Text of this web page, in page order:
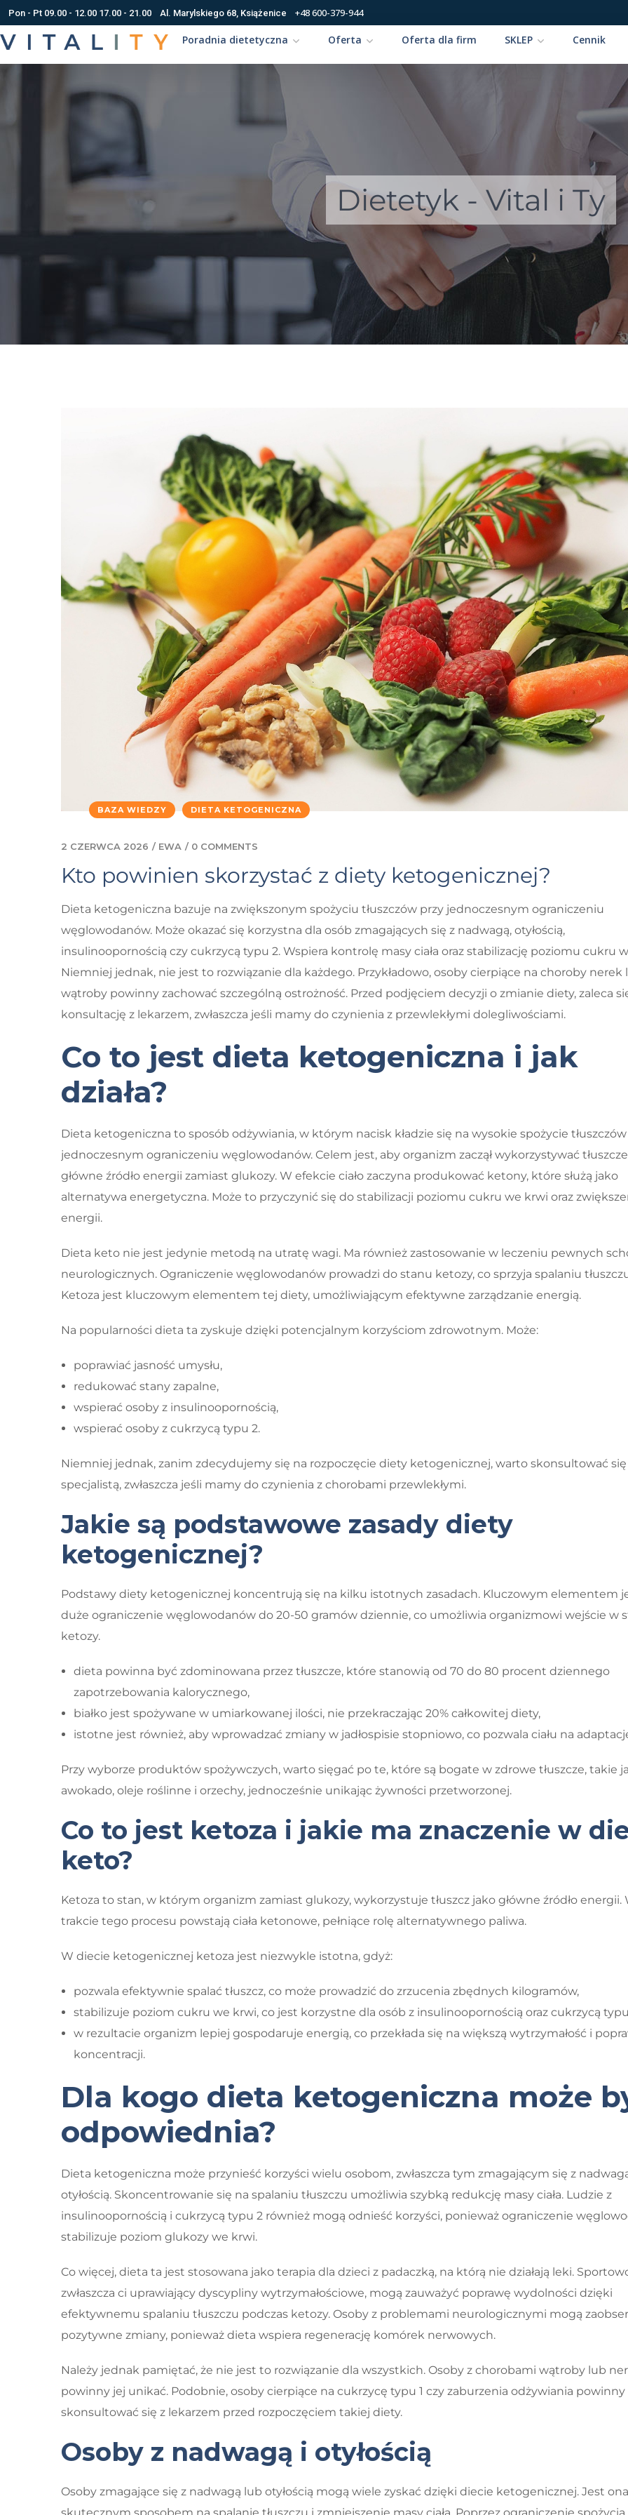
Pon - Pt 09.00 - 12.00 17.00 - 21.00 Al. Marylskiego 68, Książenice +48 600-379-944
Poradnia dietetyczna Oferta Oferta dla firm SKLEP Cennik
Dietetyk - Vital i Ty
BAZA WIEDZY DIETA KETOGENICZNA
2 CZERWCA 2026 / EWA / 0 COMMENTS
Kto powinien skorzystać z diety ketogenicznej?
Dieta ketogeniczna bazuje na zwiększonym spożyciu tłuszczów przy jednoczesnym ograniczeniu
węglowodanów. Może okazać się korzystna dla osób zmagających się z nadwagą, otyłością,
insulinoopornością czy cukrzycą typu 2. Wspiera kontrolę masy ciała oraz stabilizację poziomu cukru
Niemniej jednak, nie jest to rozwiązanie dla każdego. Przykładowo, osoby cierpiące na choroby nerek
wątroby powinny zachować szczególną ostrożność. Przed podjęciem decyzji o zmianie diety, zaleca
konsultację z lekarzem, zwłaszcza jeśli mamy do czynienia z przewlekłymi dolegliwościami.
Co to jest dieta ketogeniczna i jak
działa?
Dieta ketogeniczna to sposób odżywiania, w którym nacisk kładzie się na wysokie spożycie
jednoczesnym ograniczeniu węglowodanów. Celem jest, aby organizm zaczął wykorzystywać
główne źródło energii zamiast glukozy. W efekcie ciało zaczyna produkować ketony, które służą jako
alternatywa energetyczna. Może to przyczynić się do stabilizacji poziomu cukru we krwi oraz
energii.
Dieta keto nie jest jedynie metodą na utratę wagi. Ma również zastosowanie w leczeniu pewnych
neurologicznych. Ograniczenie węglowodanów prowadzi do stanu ketozy, co sprzyja spalaniu
Ketoza jest kluczowym elementem tej diety, umożliwiającym efektywne zarządzanie energią.
Na popularności dieta ta zyskuje dzięki potencjalnym korzyściom zdrowotnym. Może:
poprawiać jasność umysłu,
redukować stany zapalne,
wspierać osoby z insulinoopornością,
wspierać osoby z cukrzycą typu 2.
Niemniej jednak, zanim zdecydujemy się na rozpoczęcie diety ketogenicznej, warto skonsultować się
specjalistą, zwłaszcza jeśli mamy do czynienia z chorobami przewlekłymi.
Jakie są podstawowe zasady diety
ketogenicznej?
Podstawy diety ketogenicznej koncentrują się na kilku istotnych zasadach. Kluczowym elementem
duże ograniczenie węglowodanów do 20-50 gramów dziennie, co umożliwia organizmowi wejście w
ketozy.
dieta powinna być zdominowana przez tłuszcze, które stanowią od 70 do 80 procent dziennego
zapotrzebowania kalorycznego,
białko jest spożywane w umiarkowanej ilości, nie przekraczając 20% całkowitej diety,
istotne jest również, aby wprowadzać zmiany w jadłospisie stopniowo, co pozwala ciału na
Przy wyborze produktów spożywczych, warto sięgać po te, które są bogate w zdrowe tłuszcze, takie
awokado, oleje roślinne i orzechy, jednocześnie unikając żywności przetworzonej.
Co to jest ketoza i jakie ma znaczenie w
keto?
Ketoza to stan, w którym organizm zamiast glukozy, wykorzystuje tłuszcz jako główne źródło energii.
trakcie tego procesu powstają ciała ketonowe, pełniące rolę alternatywnego paliwa.
W diecie ketogenicznej ketoza jest niezwykle istotna, gdyż:
pozwala efektywnie spalać tłuszcz, co może prowadzić do zrzucenia zbędnych kilogramów,
stabilizuje poziom cukru we krwi, co jest korzystne dla osób z insulinoopornością oraz cukrzycą
w rezultacie organizm lepiej gospodaruje energią, co przekłada się na większą wytrzymałość i
koncentracji.
Dla kogo dieta ketogeniczna może
odpowiednia?
Dieta ketogeniczna może przynieść korzyści wielu osobom, zwłaszcza tym zmagającym się z
otyłością. Skoncentrowanie się na spalaniu tłuszczu umożliwia szybką redukcję masy ciała. Ludzie z
insulinoopornością i cukrzycą typu 2 również mogą odnieść korzyści, ponieważ ograniczenie
stabilizuje poziom glukozy we krwi.
Co więcej, dieta ta jest stosowana jako terapia dla dzieci z padaczką, na którą nie działają leki.
zwłaszcza ci uprawiający dyscypliny wytrzymałościowe, mogą zauważyć poprawę wydolności dzięki
efektywnemu spalaniu tłuszczu podczas ketozy. Osoby z problemami neurologicznymi mogą
pozytywne zmiany, ponieważ dieta wspiera regenerację komórek nerwowych.
Należy jednak pamiętać, że nie jest to rozwiązanie dla wszystkich. Osoby z chorobami wątroby lub
powinny jej unikać. Podobnie, osoby cierpiące na cukrzycę typu 1 czy zaburzenia odżywiania powinny
skonsultować się z lekarzem przed rozpoczęciem takiej diety.
Osoby z nadwagą i otyłością
Osoby zmagające się z nadwagą lub otyłością mogą wiele zyskać dzięki diecie ketogenicznej. Jest ona